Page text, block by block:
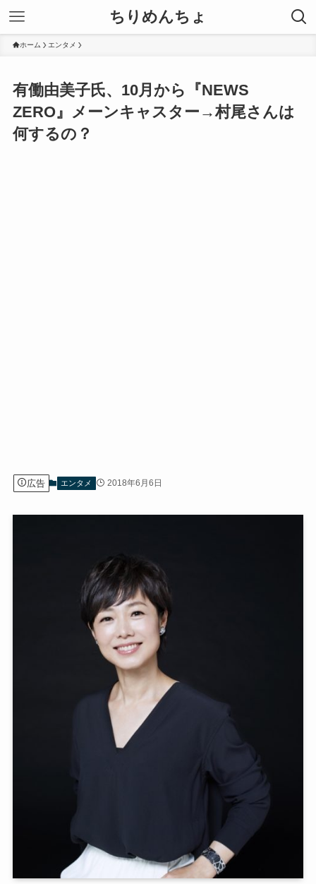
ちりめんちょ
ホーム エンタメ
有働由美子氏、10月から『NEWS
ZERO』メーンキャスター→村尾さんは
何するの？
広告 エンタメ 2018年6月6日